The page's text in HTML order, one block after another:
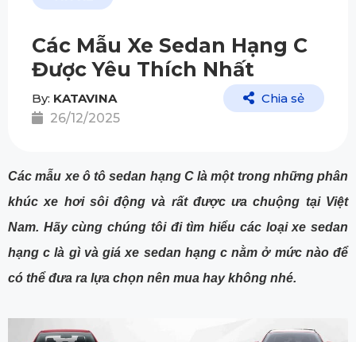
Các Mẫu Xe Sedan Hạng C
Được Yêu Thích Nhất
By: KATAVINA
26/12/2025
Chia sẻ
Các mẫu xe ô tô sedan hạng C là một trong những phân
khúc xe hơi sôi động và rất được ưa chuộng tại Việt
Nam. Hãy cùng chúng tôi đi tìm hiểu các loại xe sedan
hạng c là gì và giá xe sedan hạng c nằm ở mức nào để
có thể đưa ra lựa chọn nên mua hay không nhé.